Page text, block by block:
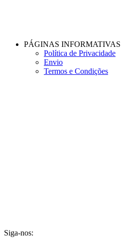
PÁGINAS INFORMATIVAS
Política de Privacidade
Envio
Termos e Condições
Siga-nos: